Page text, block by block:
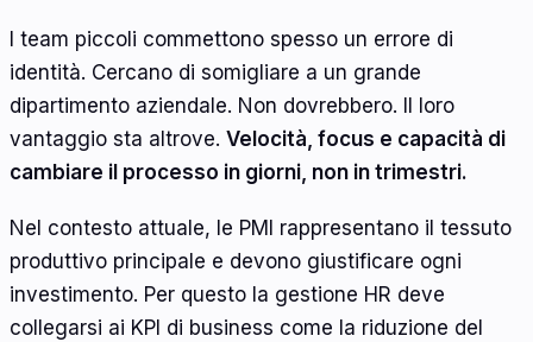
I team piccoli commettono spesso un errore di
identità. Cercano di somigliare a un grande
dipartimento aziendale. Non dovrebbero. Il loro
vantaggio sta altrove. Velocità, focus e capacità di
cambiare il processo in giorni, non in trimestri.
Nel contesto attuale, le PMI rappresentano il tessuto
produttivo principale e devono giustificare ogni
investimento. Per questo la gestione HR deve
collegarsi ai KPI di business come la riduzione del